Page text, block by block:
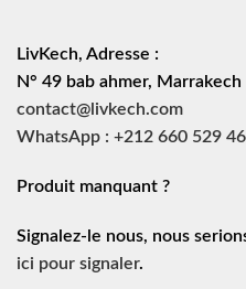
LivKech, Adresse :
N° 49 bab ahmer, Marrakech
contact@livkech.com
WhatsApp : +212 660 529
Produit manquant ?
Signalez-le nous, nous
ici pour signaler.